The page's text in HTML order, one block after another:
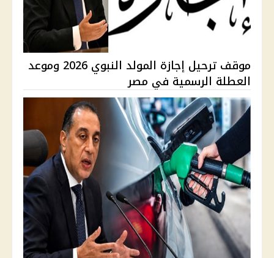
موقف ترحيل إجازة المولد النبوي 2026 وموعد
العطلة الرسمية في مصر